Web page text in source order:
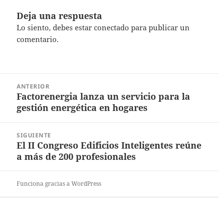
Deja una respuesta
Lo siento, debes estarconectado para publicar un
comentario.
entradas
ANTERIOR
Entrada
anterior:
Factorenergia lanza un servicio para la
gestión energética en hogares
SIGUIENTE
Entrada
siguiente:
El II Congreso Edificios Inteligentes reúne
a más de 200 profesionales
Funciona gracias a WordPress